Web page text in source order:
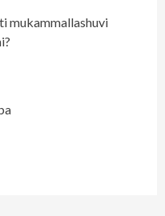
mukammallashuvi